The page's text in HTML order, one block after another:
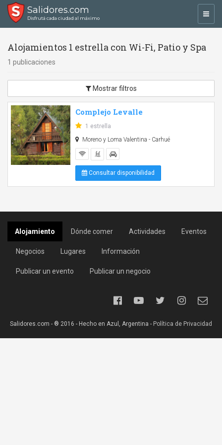
Salidores.com
Disfrutá cada ciudad al máximo
Alojamientos 1 estrella con Wi-Fi, Patio y Spa
1 publicaciones
Mostrar filtros
Complejo Levalle
1 estrella
Moreno y Loma Valentina - Carhué
Consultar disponibilidad
Alojamiento Dónde comer Actividades Eventos
Negocios Lugares Información
Publicar un evento Publicar un negocio
Salidores.com - ® 2016 - Hecho en Azul, Argentina - Política de Privacidad